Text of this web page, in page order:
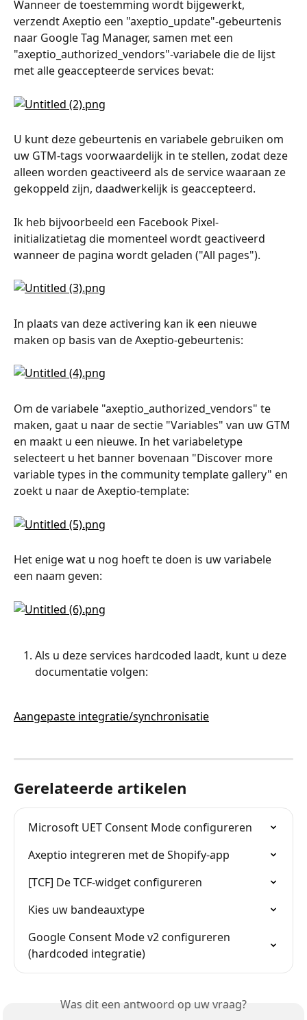
Wanneer de toestemming wordt bijgewerkt,
verzendt Axeptio een "axeptio_update"-gebeurtenis
naar Google Tag Manager, samen met een
"axeptio_authorized_vendors"-variabele die de lijst
met alle geaccepteerde services bevat:
U kunt deze gebeurtenis en variabele gebruiken om
uw GTM-tags voorwaardelijk in te stellen, zodat deze
alleen worden geactiveerd als de service waaraan ze
gekoppeld zijn, daadwerkelijk is geaccepteerd.
Ik heb bijvoorbeeld een Facebook Pixel-
initializatietag die momenteel wordt geactiveerd
wanneer de pagina wordt geladen ("All pages").
In plaats van deze activering kan ik een nieuwe
maken op basis van de Axeptio-gebeurtenis:
Om de variabele "axeptio_authorized_vendors" te
maken, gaat u naar de sectie "Variables" van uw GTM
en maakt u een nieuwe. In het variabeletype
selecteert u het banner bovenaan "Discover more
variable types in the community template gallery" en
zoekt u naar de Axeptio-template:
Het enige wat u nog hoeft te doen is uw variabele
een naam geven:
Als u deze services hardcoded laadt, kunt u deze
documentatie volgen:
Aangepaste integratie/synchronisatie
Gerelateerde artikelen
Microsoft UET Consent Mode configureren
Axeptio integreren met de Shopify-app
[TCF] De TCF-widget configureren
Kies uw bandeauxtype
Google Consent Mode v2 configureren
(hardcoded integratie)
Was dit een antwoord op uw vraag?